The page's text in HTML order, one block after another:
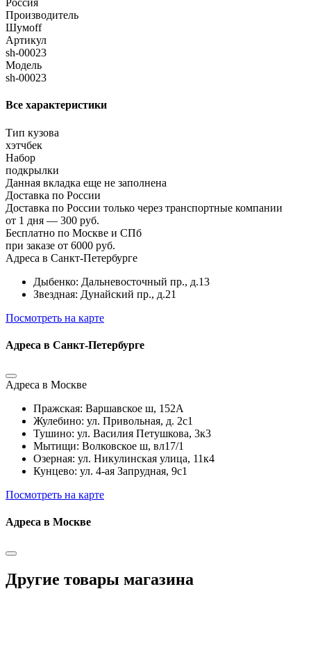
Россия
Производитель
Шумoff
Артикул
sh-00023
Модель
sh-00023
Все характеристики
Тип кузова
хэтчбек
Набор
подкрылки
Данная вкладка еще не заполнена
Доставка по России
Доставка по России только через транспортные компании
от 1 дня — 300 руб.
Бесплатно по Москве и СПб
при заказе от 6000 руб.
Адреса в Санкт-Петербурге
Дыбенко: Дальневосточный пр., д.13
Звездная: Дунайский пр., д.21
Посмотреть на карте
Адреса в Санкт-Петербурге
Адреса в Москве
Пражская: Варшавское ш, 152А
Жулебино: ул. Привольная, д. 2с1
Тушино: ул. Василия Петушкова, 3к3
Мытищи: Волковское ш, вл17/1
Озерная: ул. Никулинская улица, 11к4
Кунцево: ул. 4-ая Запрудная, 9с1
Посмотреть на карте
Адреса в Москве
Другие товары магазина